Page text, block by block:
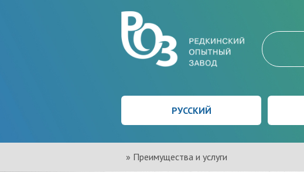
РУССКИЙ
» Преимущества и услуги